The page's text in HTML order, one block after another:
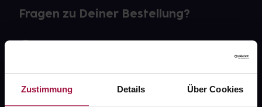
Zustimmung Details Über Cookies
Fragen zu Deiner Bestellung?
Widerrufsformular